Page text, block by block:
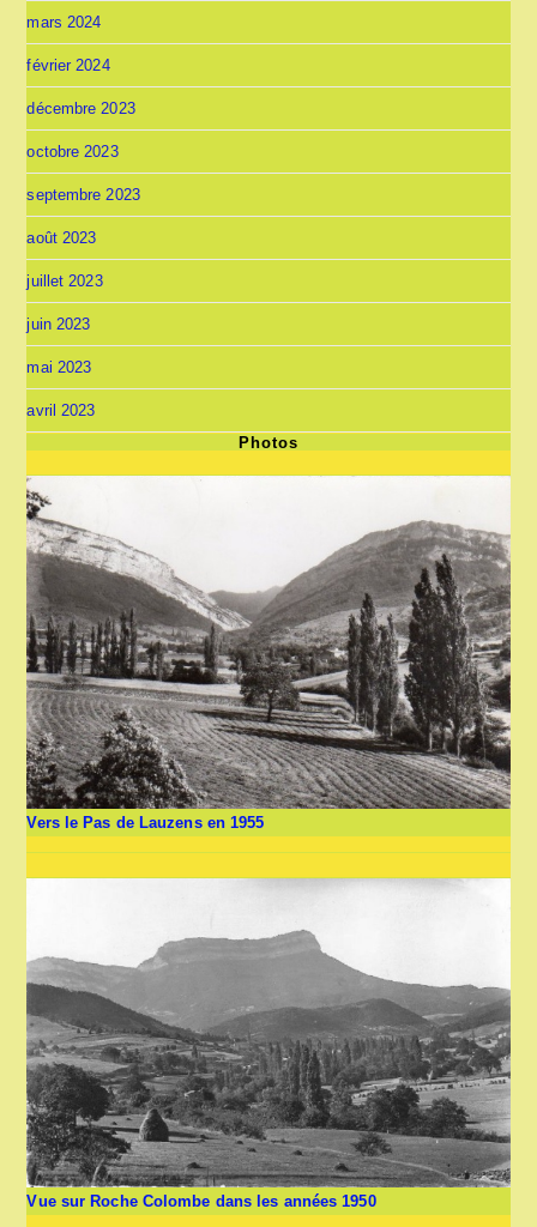
mars 2024
février 2024
décembre 2023
octobre 2023
septembre 2023
août 2023
juillet 2023
juin 2023
mai 2023
avril 2023
Photos
Vers le Pas de Lauzens en 1955
Vue sur Roche Colombe dans les années 1950